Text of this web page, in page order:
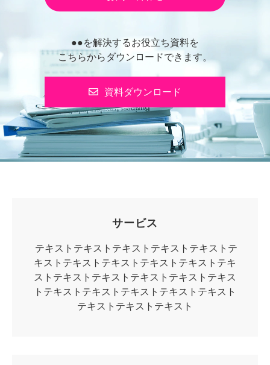
●●を解決するお役立ち資料を
こちらからダウンロードできます。
資料ダウンロード
サービス
テキストテキストテキストテキストテキストテ
キストテキストテキストテキストテキストテキ
ストテキストテキストテキストテキストテキス
トテキストテキストテキストテキストテキスト
テキストテキストテキスト